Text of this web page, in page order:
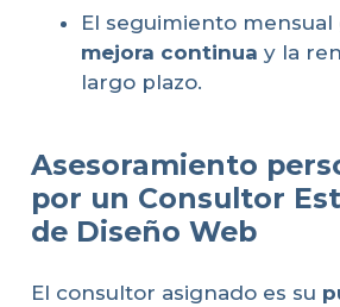
El seguimiento mensual
mejora continua y la
largo plazo.
Asesoramiento
por un Consultor
de Diseño Web
El consultor asignado es su